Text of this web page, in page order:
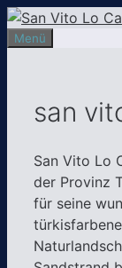
Zum
Inhalt
Menü
san
San Vito Lo
der Provinz
für seine